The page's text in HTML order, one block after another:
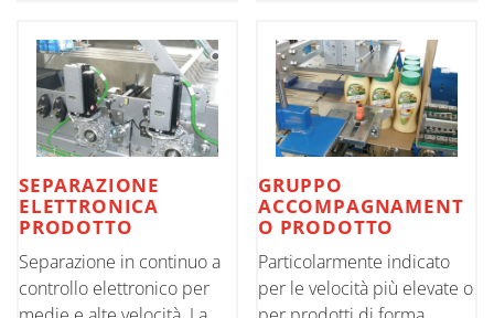
una grande capacità di
carico e regolazioni
semplificate.
gruppo è controllata
tramite motorizzazione
brushless.
SEPARAZIONE
ELETTRONICA
PRODOTTO
Separazione in continuo a
controllo elettronico per
GRUPPO
ACCOMPAGNAMENT
O PRODOTTO
Particolarmente indicato
per le velocità più elevate o